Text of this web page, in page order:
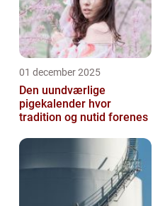
01 december 2025
Den uundværlige
pigekalender hvor
tradition og nutid forenes